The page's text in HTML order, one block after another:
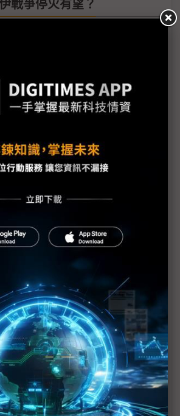
戰爭停火有望？
與AI需求推升成本壓力 供應鏈製
轉嫁風險
格翻倍 化合物半導體憂中東衝擊
價格飆漲 中東局勢推升PCB成本
火有望？ 晶片業界估計川普TACO
遭美以狂炸 化合物半導體晶片成
？ 評析：川普式混亂見怪不怪
世達手握籌碼 陳其宏盼美伊「速
」
降息步調 IC通路觀察「雙率」
半導體正陷入中東動盪「斷料」